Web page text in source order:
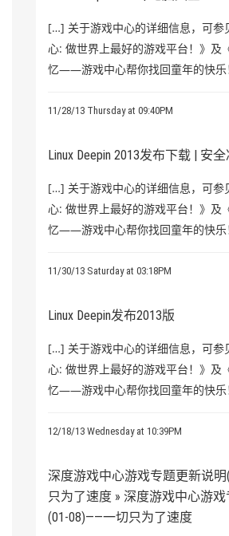
[…] 关于游戏中心的详细信息，可参
心: 做世界上最好的游戏平台！》及
忆——游戏中心帮你找回童年的快
11/28/13 Thursday at 09:40PM
Linux Deepin 2013发布下载 | 安
[…] 关于游戏中心的详细信息，可参
心: 做世界上最好的游戏平台！》及
忆——游戏中心帮你找回童年的快
11/30/13 Saturday at 03:18PM
Linux Deepin发布2013版
[…] 关于游戏中心的详细信息，可参
心: 做世界上最好的游戏平台！》及
忆——游戏中心帮你找回童年的快
12/18/13 Wednesday at 10:39PM
深度游戏中心游戏专题更新说
只为了速度 » 深度游戏中心游
(01-08)——一切只为了速度